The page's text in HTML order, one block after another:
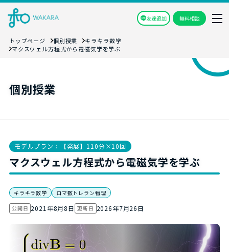
友達追加 無料相談
トップページ 個別授業
キラキラ数学
マクスウェル方程式から電磁気学を学ぶ
個別授業
モデルプラン：【発展】110分×10回
マクスウェル方程式から電磁気学を学ぶ
キラキラ数学
ロマ数トレラン物理
公開日 2021年8月8日 更新日 2026年7月26日